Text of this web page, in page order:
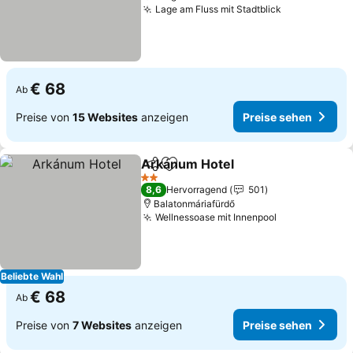
Lage am Fluss mit Stadtblick
Ab € 68
Preise von 15 Websites anzeigen Preise sehen
Beliebte Wahl
TeilenZu Favoriten hinzufügen
Arkánum Hotel
2 Sterne
8,6 Hervorragend
501
Balatonmáriafürdő
Wellnessoase mit Innenpool
Ab € 68
Preise von 7 Websites anzeigen Preise sehen